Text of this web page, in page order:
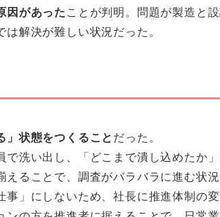
因があったことが判明。問題が製造と
解決が難しい状況だった。
」状態をつくること だった。
洗い出し、「どこまで潰し込めたか」
ることで、調査がバラバラに進む状況
」にしないため、社長に推進体制の変